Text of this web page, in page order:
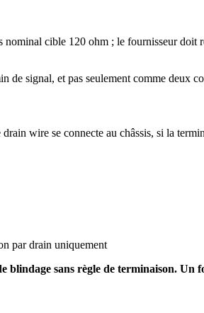
cible 120 ohm ; le fournisseur doit
signal, et pas seulement comme deux
wire se connecte au châssis, si la
par drain uniquement
sans règle de terminaison. Un